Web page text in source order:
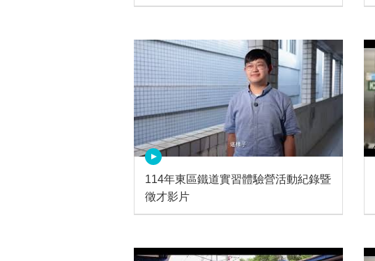
114年東區鐵道實習體驗營活動紀錄暨
徵才影片